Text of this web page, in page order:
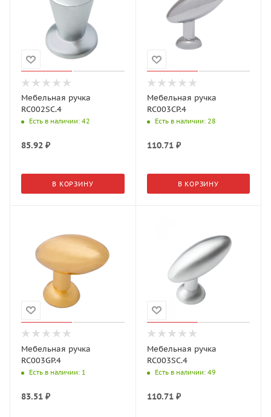
Мебельная ручка
RC002SC.4
Есть в наличии: 42
85.92 ₽
В КОРЗИНУ
Мебельная ручка
RC003CP.4
Есть в наличии: 28
110.71₽
В КОРЗИНУ
Мебельная ручка
RC003GP.4
Есть в наличии: 1
83.51 ₽
Мебельная ручка
RC003SC.4
Есть в наличии: 49
110.71₽